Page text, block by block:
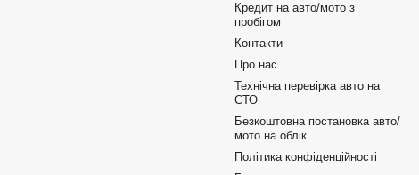
Кредит на авто/мото з
пробігом
Контакти
Про нас
Технічна перевірка авто на
СТО
Безкоштовна постановка авто/
мото на облік
Політика конфіденційності